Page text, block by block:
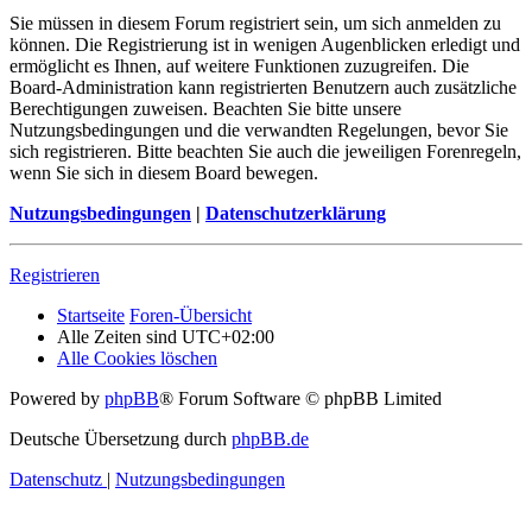
Sie müssen in diesem Forum registriert sein, um sich anmelden zu
können. Die Registrierung ist in wenigen Augenblicken erledigt und
ermöglicht es Ihnen, auf weitere Funktionen zuzugreifen. Die
Board-Administration kann registrierten Benutzern auch zusätzliche
Berechtigungen zuweisen. Beachten Sie bitte unsere
Nutzungsbedingungen und die verwandten Regelungen, bevor Sie
sich registrieren. Bitte beachten Sie auch die jeweiligen Forenregeln,
wenn Sie sich in diesem Board bewegen.
Nutzungsbedingungen | Datenschutzerklärung
Registrieren
Startseite Foren-Übersicht
Alle Zeiten sind UTC+02:00
Alle Cookies löschen
Powered by phpBB® Forum Software © phpBB Limited
Deutsche Übersetzung durch phpBB.de
Datenschutz | Nutzungsbedingungen